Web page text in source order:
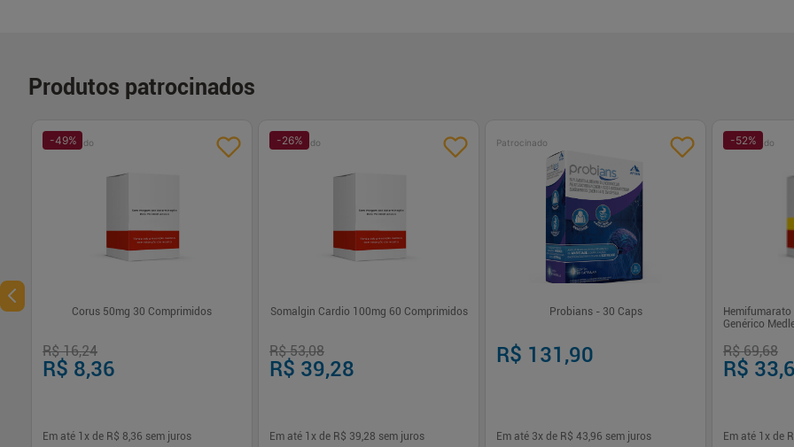
Produtos patrocinados
Patrocinado
-49%
Corus 50mg 30 Comprimidos
R$ 16,24
R$ 8,36
Em até 1 x de R$ 8,36 sem juros
Patrocinado
-26%
Somalgin Cardio 100mg 60 Comprimidos
R$ 53,08
R$ 39,28
Em até 1 x de R$ 39,28 sem juros
Patrocinado
Probians - 30 Caps
R$ 131,90
Em até 3x de R$ 43,96 sem juros
Patrocinado
-52%
Genérico
R$ 69,68
R$
Em até 1 x de